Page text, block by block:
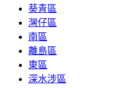
葵青區
灣仔區
南區
離島區
東區
深水涉區